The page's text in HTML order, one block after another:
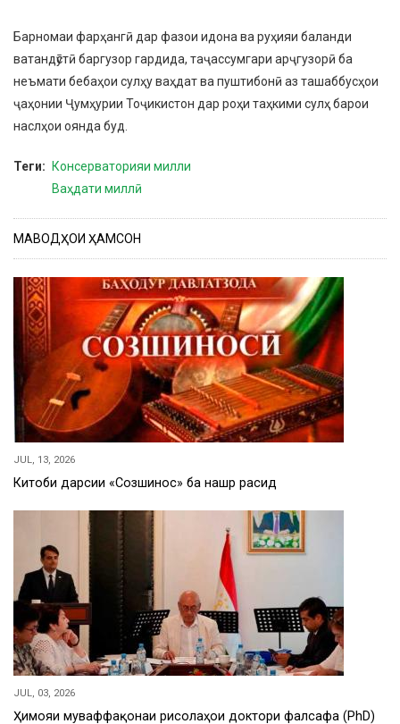
Барномаи фарҳангӣ дар фазои идона ва руҳияи баланди
ватандӯстӣ баргузор гардида, таҷассумгари арҷгузорӣ ба
неъмати бебаҳои сулҳу ваҳдат ва пуштибонӣ аз ташаббусҳои
ҷаҳонии Ҷумҳурии Тоҷикистон дар роҳи таҳкими сулҳ барои
наслҳои оянда буд.
Теги
Консерваторияи милли
Ваҳдати миллӣ
МАВОДҲОИ ҲАМСОН
JUL, 13, 2026
Китоби дарсии «Созшиносӣ» ба нашр расид
JUL, 03, 2026
Ҳимояи муваффақонаи рисолаҳои доктори фалсафа (PhD)